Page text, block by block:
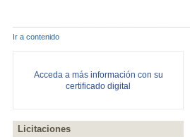
Ir a contenido
Acceda a más información con su
certificado digital
Licitaciones